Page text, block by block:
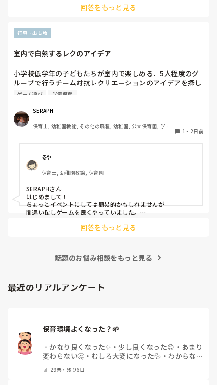
回答をもっと見る
行事・出し物
室内で白熱するレクのアイデア
小学校低学年の子どもたちが室内で楽しめる、5人程度のグ
ループで行うチーム対抗レクリエーションのアイデアを探し
ています。今回は夏休みの特別イベントとして実施するた
るものを探しています。現場の準備に手間がかかりすぎず、
子どもたちが夢中になれるおすすめのゲームがあればぜひ教
えてください。
ゲーム遊び 学童保育
SERAPH
保育士, 幼稚園教諭, その他の職種, 幼稚園, 公立保育園, 学童
1 ・ 2日前
るや
保育士, 幼稚園教諭, 保育園
SERAPHさん
はじめまして！
ちょっとイベントにしては簡易的かもしれませんが
間違い探しゲームを良くやっていました。
観客にその姿を覚えてもらう
(ここですでに装飾しています)
ぜんぶ見つからなければ作戦勝ち。
制限時間もありつつ、ぜんぶ当たるまでのタイムでチーム対抗
にしたりと繰り返すうちに子どもたちと相談しながらアレンジ
して楽しみましたよ。
参考になれば。。
回答をもっと見る
話題のお悩み相談をもっと見る
最近のリアルアンケート
保育環境よくなった？🌱
・ かなり良くなった✨ ・少し良くなった😊 ・ あまり
変わらない🤔 ・ むしろ大変になった💦 ・ わからない
29票・ 残り6日